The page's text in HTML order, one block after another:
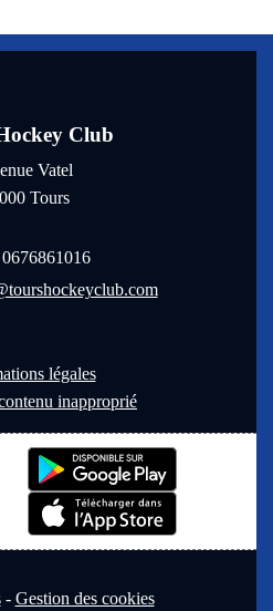
Club
Vatel
Tours
0676861016
légales
inapproprié
Gestion des cookies